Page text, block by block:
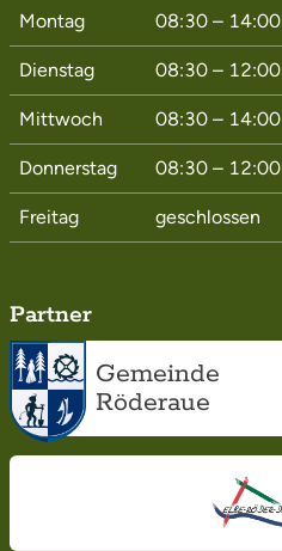
Montag 08:30 – 14:00
Dienstag 08:30 – 12:00
Mittwoch 08:30 – 14:00
Donnerstag 08:30 – 12:00
Freitag geschlossen
Partner
Gemeinde
Röderaue